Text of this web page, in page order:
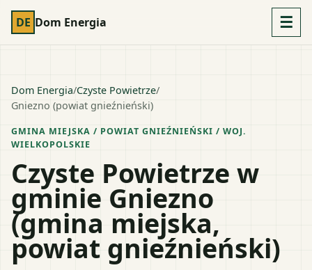
DE Dom Energia ☰
Dom Energia/Czyste Powietrze/
Gniezno (powiat gnieźnieński)
GMINA MIEJSKA / POWIAT GNIEŹNIEŃSKI / WOJ.
WIELKOPOLSKIE
Czyste Powietrze w
gminie Gniezno
(gmina miejska,
powiat gnieźnieński)